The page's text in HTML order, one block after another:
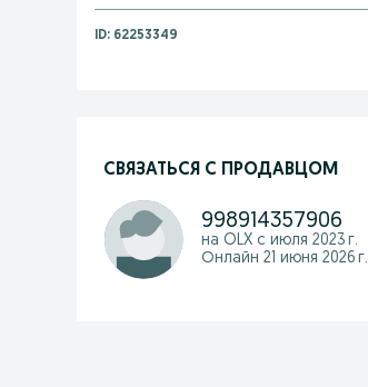
ID: 62253349
СВЯЗАТЬСЯ С ПРОДАВЦОМ
998914357906
на OLX с июля 2023 г.
Онлайн 21 июня 2026 г.